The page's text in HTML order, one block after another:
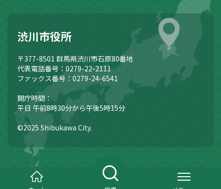
渋川市役所
〒377-8501 群馬県渋川市石原80番地
代表電話番号：0279-22-2111
ファックス番号：0279-24-6541
開庁時間：
平日 午前8時30分から午後5時15分
©2025 Shibukawa City.